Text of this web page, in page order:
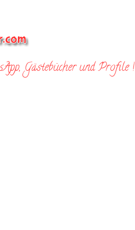
Gästebücher und Profile !